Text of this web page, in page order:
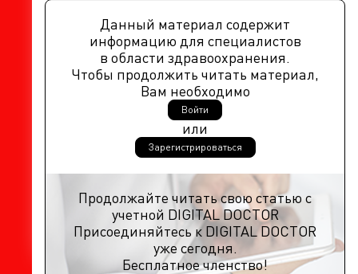
Данный материал содержит
информацию для специалистов
в области здравоохранения.
Чтобы продолжить читать материал,
Вам необходимо
Войти
или
Зарегистрироваться
Продолжайте читать свою статью с
учетной DIGITAL DOCTOR
Присоединяйтесь к DIGITAL DOCTOR
уже сегодня.
Бесплатное членство!